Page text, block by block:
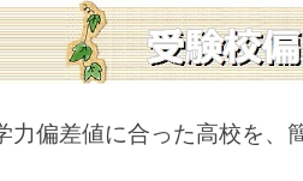
力偏差値に合った高校を、